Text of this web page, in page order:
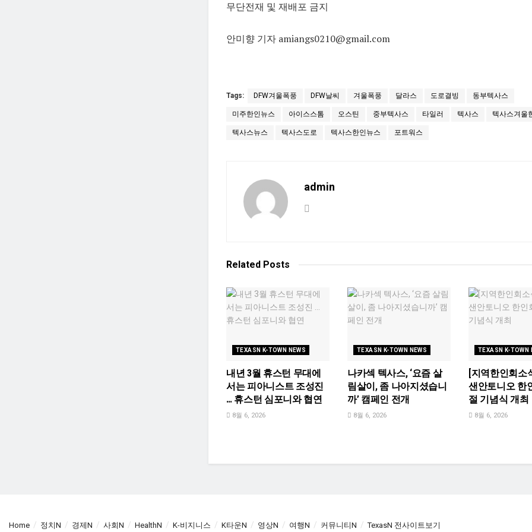
무단전재 및 재배포 금지
안미향 기자 amiangs0210@gmail.com
Tags: DFW겨울폭풍 DFW날씨 겨울폭풍 달라스 도로결빙 동부텍사스
미주한인뉴스 아이스스톰 오스틴 중부텍사스 타일러 텍사스 텍사스겨울
텍사스뉴스 텍사스도로 텍사스한인뉴스 포트워스
admin
Related Posts
TEXASN K-TOWN NEWS
내년 3월 휴스턴 무대에
서는 피아니스트 조성진
… 휴스턴 심포니와 협연
8월 6, 2026
TEXASN K-TOWN NEWS
나카섹 텍사스, ‘요즘 살
림살이, 좀 나아지셨습니
까’ 캠페인 전개
8월 6, 2026
TEXASN K-TOWN
[지역한인회소
샌안토니오 한
절 기념식 개최
8월 6, 2026
Home 정치N 경제N 사회N HealthN K-비지니스 K타운N 영상N 여행N 커뮤니티N TexasN 전사이트보기